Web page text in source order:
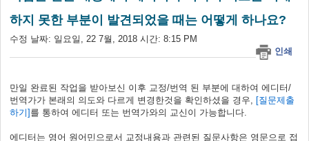
하지 못한 부분이 발견되었을 때는 어떻게 하나요?
인쇄
수정 날짜: 일요일, 22 7월, 2018 시간: 8:15 PM
만일 완료된 작업을 받아보신 이후 교정/번역 된 부분에 대하여 에디터/
번역가가 본래의 의도와 다르게 변경한것을 확인하셨을 경우, [질문제출
하기]를 통하여 에디터 또는 번역가와의 교신이 가능합니다.
에디터는 영어 원어민으로서 교정내용과 관련된 질문사항은 영문으로 접